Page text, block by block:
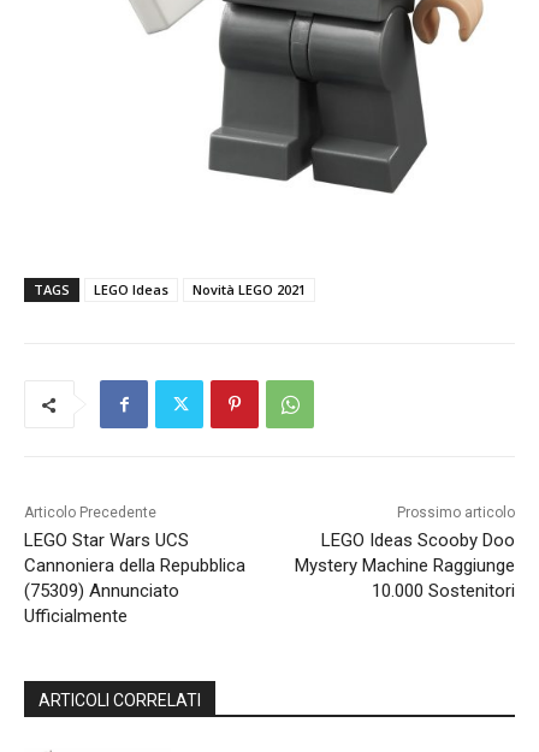
TAGS LEGO Ideas Novità LEGO 2021
Articolo Precedente
LEGO Star Wars UCS
Cannoniera della Repubblica
(75309) Annunciato
Ufficialmente
Prossimo articolo
LEGO Ideas Scooby Doo
Mystery Machine Raggiunge
10.000 Sostenitori
ARTICOLI CORRELATI